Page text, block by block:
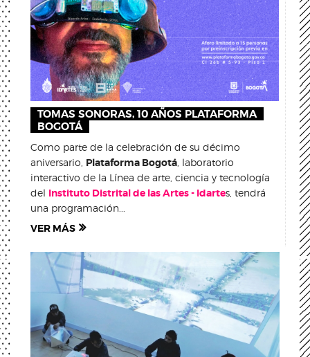
TOMAS SONORAS, 10 AÑOS PLATAFORMA
BOGOTÁ
Como parte de la celebración de su décimo
aniversario, Plataforma Bogotá, laboratorio
interactivo de la Línea de arte, ciencia y tecnología
del Instituto Distrital de las Artes - Idartes, tendrá
una programación...
VER MÁS